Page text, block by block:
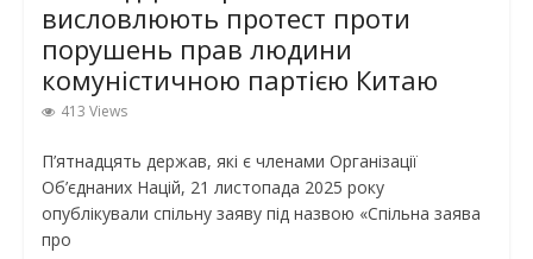
висловлюють протест проти
порушень прав людини
комуністичною партією Китаю
413 Views
П’ятнадцять держав, які є членами Організації
Об’єднаних Націй, 21 листопада 2025 року
опублікували спільну заяву під назвою «Спільна заява
про